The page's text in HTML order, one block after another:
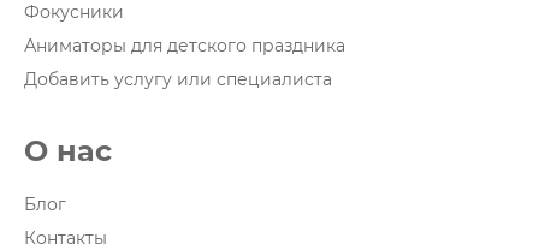
Фокусники
Аниматоры для детского праздника
Добавить услугу или специалиста
О нас
Блог
Контакты